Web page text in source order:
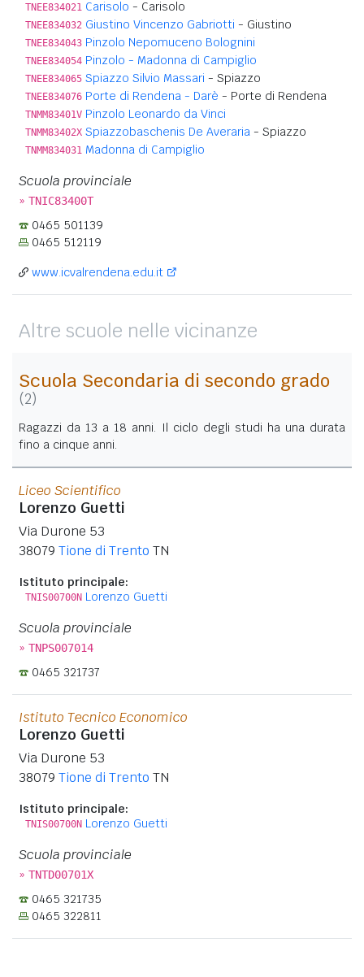
TNEE834021 Carisolo - Carisolo
TNEE834032 Giustino Vincenzo Gabriotti - Giustino
TNEE834043 Pinzolo Nepomuceno Bolognini
TNEE834054 Pinzolo - Madonna di Campiglio
TNEE834065 Spiazzo Silvio Massari - Spiazzo
TNEE834076 Porte di Rendena - Darè - Porte di Rendena
TNMM83401V Pinzolo Leonardo da Vinci
TNMM83402X Spiazzobaschenis De Averaria - Spiazzo
TNMM834031 Madonna di Campiglio
Scuola provinciale
» TNIC83400T
0465 501139
0465 512119
www.icvalrendena.edu.it
Altre scuole nelle vicinanze
Scuola Secondaria di secondo grado
(2)
Ragazzi da 13 a 18 anni. Il ciclo degli studi ha una durata
fino a cinque anni.
Liceo Scientifico
Lorenzo Guetti
Via Durone 53
38079 Tione di Trento TN
Istituto principale:
TNIS00700N Lorenzo Guetti
Scuola provinciale
» TNPS007014
0465 321737
Istituto Tecnico Economico
Lorenzo Guetti
Via Durone 53
38079 Tione di Trento TN
Istituto principale:
TNIS00700N Lorenzo Guetti
Scuola provinciale
» TNTD00701X
0465 321735
0465 322811